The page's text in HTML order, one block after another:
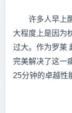
许多人早上
大程度上是因为
过大。作为罗莱
完美解决了这一
25分钟的卓越性